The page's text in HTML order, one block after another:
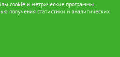
cookie и метрические программы
получения статистики и аналитических